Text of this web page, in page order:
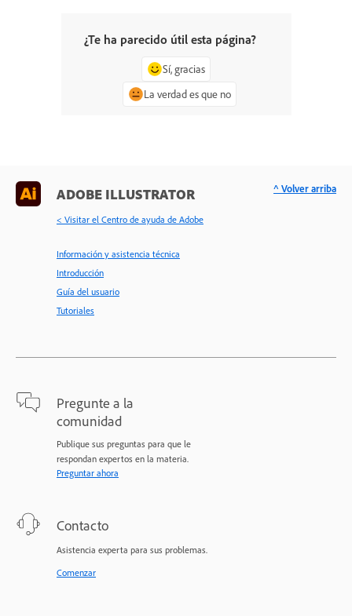
¿Te ha parecido útil esta página?
Sí, gracias
La verdad es que no
ADOBE ILLUSTRATOR
< Visitar el Centro de ayuda de Adobe
Información y asistencia técnica
Introducción
Guía del usuario
Tutoriales
Pregunte a la
comunidad
Publique sus preguntas para que le
respondan expertos en la materia.
Preguntar ahora
Contacto
Asistencia experta para sus problemas.
Comenzar
^ Volver arriba